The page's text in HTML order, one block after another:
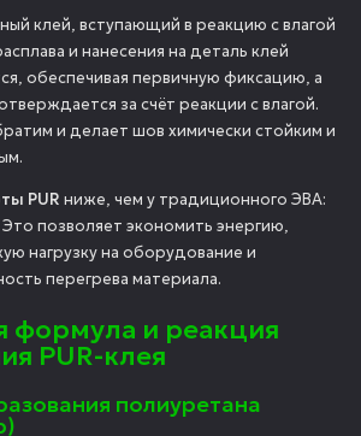
клей, вступающий в реакцию с влагой
и нанесения на деталь клей
обеспечивая первичную фиксацию, а
за счёт реакции с влагой.
и делает шов химически стойким и
PUR ниже, чем у традиционного ЭВА:
Это позволяет экономить энергию,
нагрузку на оборудование и
перегрева материала.
формула и реакция
PUR-клея
полиуретана